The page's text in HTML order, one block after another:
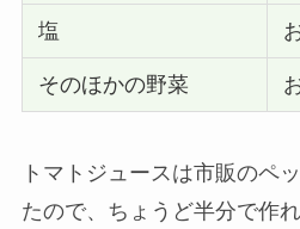
塩
そのほかの野菜
トマトジュースは市販のペ
たので、ちょうど半分で作